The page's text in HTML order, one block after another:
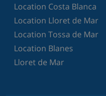
Location Costa Blanca
Location Lloret de Mar
Location Tossa de Mar
Location Blanes
Lloret de Mar